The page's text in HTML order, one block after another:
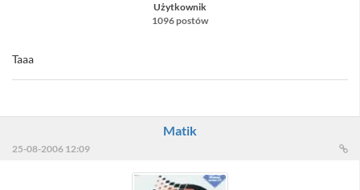
Użytkownik
1096 postów
Taaa
Matik
25-08-2006 12:09